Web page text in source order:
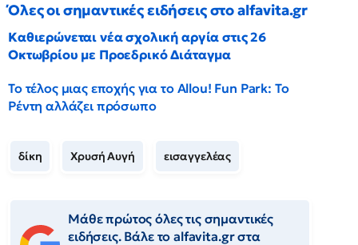
Όλες οι σημαντικές ειδήσεις στο alfavita.gr
Καθιερώνεται νέα σχολική αργία στις 26
Οκτωβρίου με Προεδρικό Διάταγμα
Το τέλος μιας εποχής για το Allou! Fun Park: Το
Ρέντη αλλάζει πρόσωπο
δίκη Χρυσή Αυγή εισαγγελέας
Μάθε πρώτος όλες τις σημαντικές
ειδήσεις. Βάλε το alfavita.gr στα